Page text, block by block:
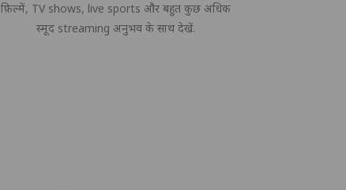
फ़िल्में, TV shows, live sports और बहुत कुछ अधिक
स्मूद streaming अनुभव के साथ देखें.